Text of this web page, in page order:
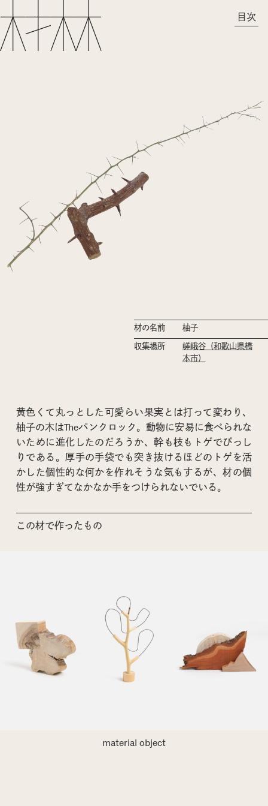
材の名前 柚子
収集場所
嵯峨谷（和歌山県橋
本市）
黄色くて丸っとした可愛らい果実とは打って変わり、
柚子の木はTheパンクロック。動物に安易に食べられな
いために進化したのだろうか、幹も枝もトゲでびっし
りである。厚手の手袋でも突き抜けるほどのトゲを活
かした個性的な何かを作れそうな気もするが、材の個
性が強すぎてなかなか手をつけられないでいる。
この材で作ったもの
material object